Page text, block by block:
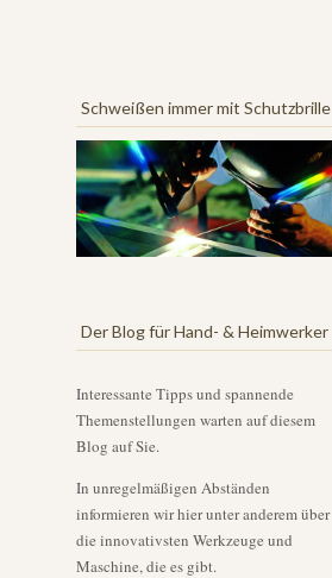
Schweißen immer mit Schutzbrille
Der Blog für Hand- & Heimwerker
Interessante Tipps und spannende
Themenstellungen warten auf diesem
Blog auf Sie.
In unregelmäßigen Abständen
informieren wir hier unter anderem über
die innovativsten Werkzeuge und
Maschine, die es gibt.